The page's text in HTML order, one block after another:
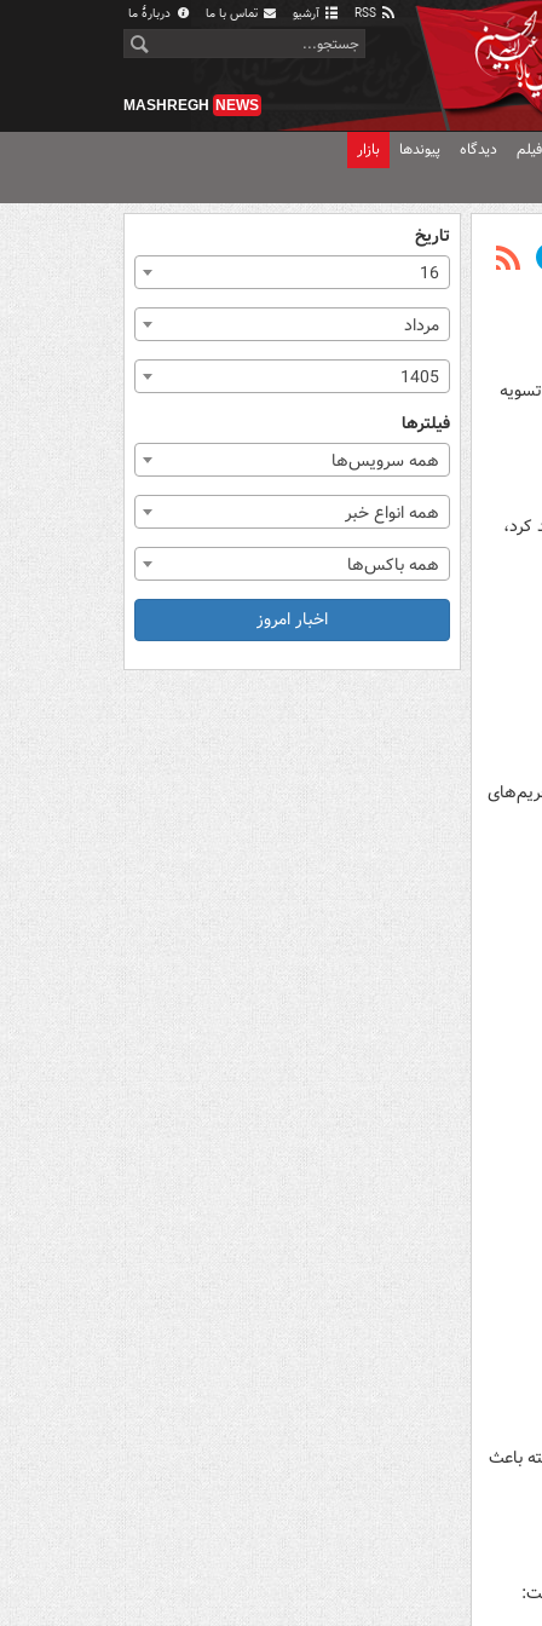
آرشیو تماس با ما دربارهٔ ما
MASHREGH NEWS
دیدگاه پیوندها بازار
کرد،
باعث
و روسیه در مبادلات در سال ۲۰۲۱ گفت:
تاریخ
16
مرداد
1405
فیلترها
همه سرویس‌ها
همه انواع خبر
همه باکس‌ها
اخبار امروز